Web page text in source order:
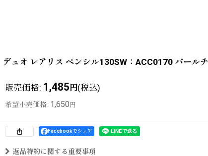
デュオ レアリス ペンシル130SW：ACC0170 パール
販売価格: 1,485円(税込)
希望小売価格: 1,650 円
Facebookでシェア
返品特約に関する重要事項